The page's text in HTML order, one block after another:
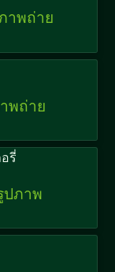
าพถ่าย
พถ่าย
ปภาพ